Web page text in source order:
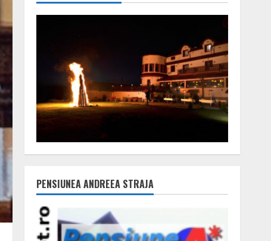
PENSIUNEA ANDREEA STRAJA